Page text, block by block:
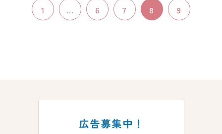
1 ... 6 7 8 9